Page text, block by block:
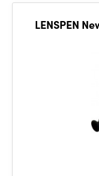
LENSPEN